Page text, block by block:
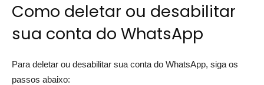
Como deletar ou desabilitar
sua conta do WhatsApp
Para deletar ou desabilitar sua conta do WhatsApp, siga os
passos abaixo: